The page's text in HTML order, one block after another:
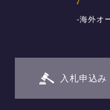
-海外オ
入札申込み